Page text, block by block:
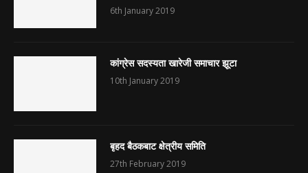
6th January 2019
कांग्रेस सदस्यता खारेजी समाचार झूटा
10th January 2019
बृहद बैठकबाट क्षेत्रीय समिति
27th February 2019